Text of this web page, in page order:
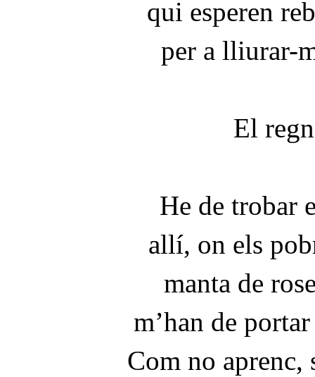
qui esperen
per a lliurar-
El
He de trobar
allí, on els
manta de
m’han de
Com no aprenc,